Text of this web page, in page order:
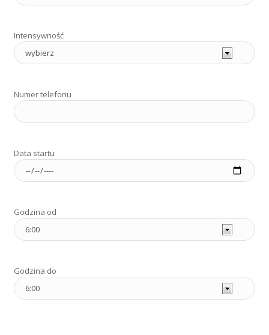
Intensywność
Numer telefonu
Data startu
Godzina od
Godzina do